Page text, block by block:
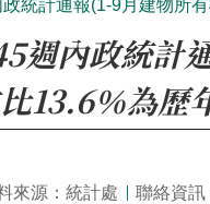
統計通報(1-9月建物所
週內政統計
13.6％為歷
來源：統計處 聯絡資